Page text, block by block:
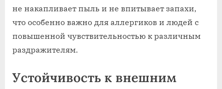
не накапливает пыль и не впитывает запахи,
что особенно важно для аллергиков и людей с
повышенной чувствительностью к различным
раздражителям.
Устойчивость к внешним